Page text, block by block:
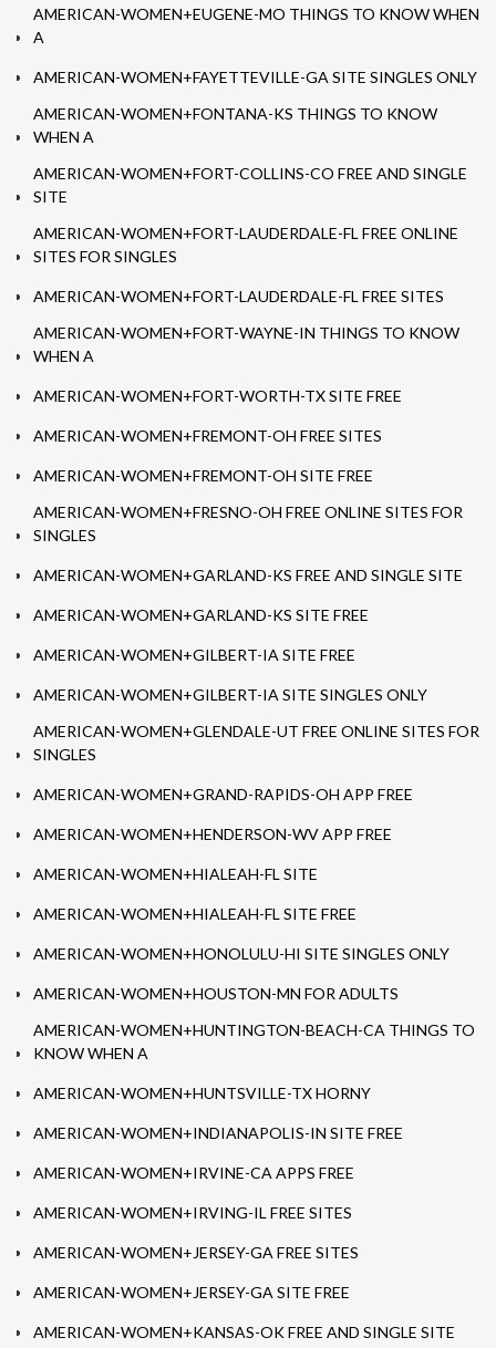
AMERICAN-WOMEN+EUGENE-MO THINGS TO KNOW WHEN
A
AMERICAN-WOMEN+FAYETTEVILLE-GA SITE SINGLES ONLY
AMERICAN-WOMEN+FONTANA-KS THINGS TO KNOW
WHEN A
AMERICAN-WOMEN+FORT-COLLINS-CO FREE AND SINGLE
SITE
AMERICAN-WOMEN+FORT-LAUDERDALE-FL FREE ONLINE
SITES FOR SINGLES
AMERICAN-WOMEN+FORT-LAUDERDALE-FL FREE SITES
AMERICAN-WOMEN+FORT-WAYNE-IN THINGS TO KNOW
WHEN A
AMERICAN-WOMEN+FORT-WORTH-TX SITE FREE
AMERICAN-WOMEN+FREMONT-OH FREE SITES
AMERICAN-WOMEN+FREMONT-OH SITE FREE
AMERICAN-WOMEN+FRESNO-OH FREE ONLINE SITES FOR
SINGLES
AMERICAN-WOMEN+GARLAND-KS FREE AND SINGLE SITE
AMERICAN-WOMEN+GARLAND-KS SITE FREE
AMERICAN-WOMEN+GILBERT-IA SITE FREE
AMERICAN-WOMEN+GILBERT-IA SITE SINGLES ONLY
AMERICAN-WOMEN+GLENDALE-UT FREE ONLINE SITES FOR
SINGLES
AMERICAN-WOMEN+GRAND-RAPIDS-OH APP FREE
AMERICAN-WOMEN+HENDERSON-WV APP FREE
AMERICAN-WOMEN+HIALEAH-FL SITE
AMERICAN-WOMEN+HIALEAH-FL SITE FREE
AMERICAN-WOMEN+HONOLULU-HI SITE SINGLES ONLY
AMERICAN-WOMEN+HOUSTON-MN FOR ADULTS
AMERICAN-WOMEN+HUNTINGTON-BEACH-CA THINGS TO
KNOW WHEN A
AMERICAN-WOMEN+HUNTSVILLE-TX HORNY
AMERICAN-WOMEN+INDIANAPOLIS-IN SITE FREE
AMERICAN-WOMEN+IRVINE-CA APPS FREE
AMERICAN-WOMEN+IRVING-IL FREE SITES
AMERICAN-WOMEN+JERSEY-GA FREE SITES
AMERICAN-WOMEN+JERSEY-GA SITE FREE
AMERICAN-WOMEN+KANSAS-OK FREE AND SINGLE SITE